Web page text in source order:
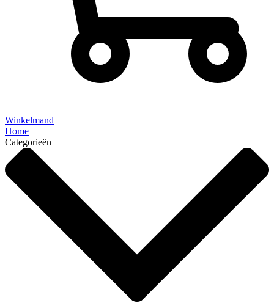
Winkelmand
Home
Categorieën